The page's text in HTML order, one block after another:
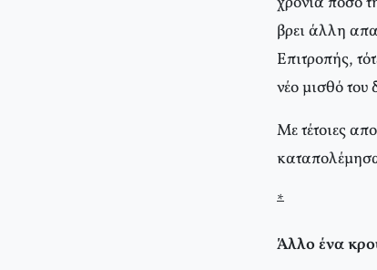
βρει άλλη
Επιτροπής,
νέο μισθό του
Με τέτοιες
*
Άλλο ένα